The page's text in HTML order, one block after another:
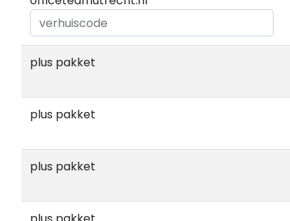
plus pakket
plus pakket
plus pakket